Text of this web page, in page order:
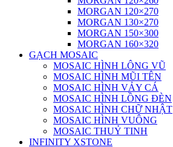
MORGAN 120×270
MORGAN 130×270
MORGAN 150×300
MORGAN 160×320
GẠCH MOSAIC
MOSAIC HÌNH LÔNG VŨ
MOSAIC HÌNH MŨI TÊN
MOSAIC HÌNH VẢY CÁ
MOSAIC HÌNH LỒNG ĐÈN
MOSAIC HÌNH CHỮ NHẬT
MOSAIC HÌNH VUÔNG
MOSAIC THUỶ TINH
INFINITY XSTONE